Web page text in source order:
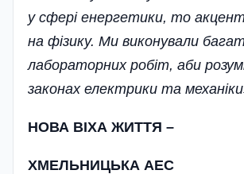
у сфері енергетики, то
на фізику. Ми виконували
лабораторних робіт, аби
законах електрики та
НОВА ВІХА ЖИТТЯ –
ХМЕЛЬНИЦЬКА АЕС